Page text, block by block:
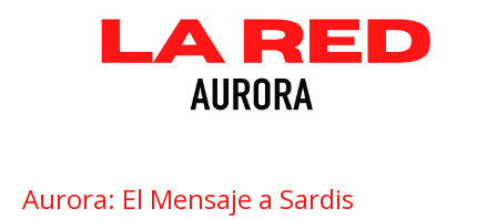
Aurora: El Mensaje a Sardis